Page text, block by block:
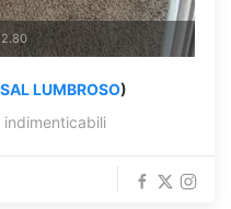
LUMBROSO)
indimenticabili